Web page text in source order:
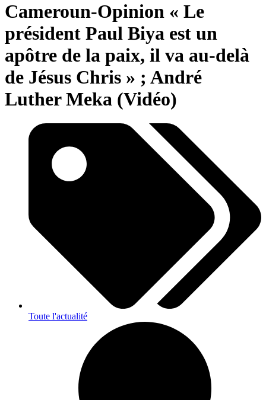
Cameroun-Opinion « Le
président Paul Biya est un
apôtre de la paix, il va au-delà
de Jésus Chris » ; André
Luther Meka (Vidéo)
Toute l'actualité